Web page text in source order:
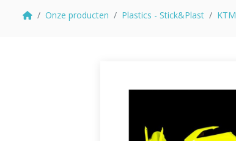
Onze producten Plastics - Stick&Plast KTM